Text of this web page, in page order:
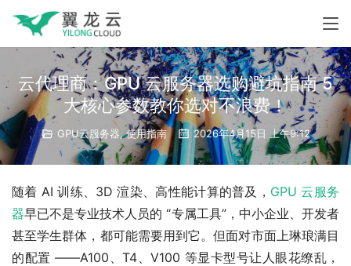
云代理商：GPU 云服务器选购避坑指南 5
大核心参数教你选对不浪费！
GPU云服务器,使用指南 2026年4月15日 上午9:12
随着 AI 训练、3D 渲染、高性能计算的普及， GPU 云服务
器早已不是专业技术人员的 “专属工具”，中小企业、开发者
甚至学生群体，都可能需要用到它。但面对市面上琳琅满目
的配置 ——A100、T4、V100 等显卡型号让人眼花缭乱，